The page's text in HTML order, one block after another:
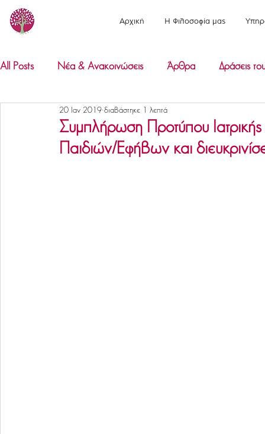
Αρχική Η Φιλοσοφία μας
All Posts Νέα & Ανακοινώσεις Άρθρα Δράσεις
Συμπλήρωση Προτύπου
Παιδιών/Εφήβων και
20 Ιαν 2019 διαβάστηκε 1 λεπτά